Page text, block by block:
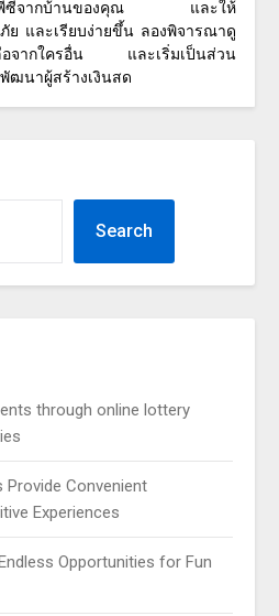
อนพีซีจากบ้านของคุณ และให้
และเรียบง่ายขึ้น ลองพิจารณาดู
ลือจากใครอื่น และเริ่มเป็นส่วน
ฒนาผู้สร้างเงินสด
Search
through online lottery
Provide Convenient
Experiences
Opportunities for Fun